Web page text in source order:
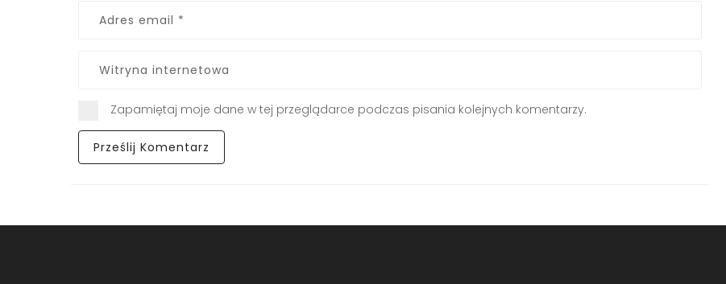
Zapamiętaj moje dane w tej przeglądarce podczas pisania kolejnych komentarzy.